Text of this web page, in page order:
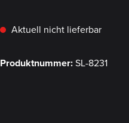
Aktuell nicht lieferbar
Produktnummer:SL-8231